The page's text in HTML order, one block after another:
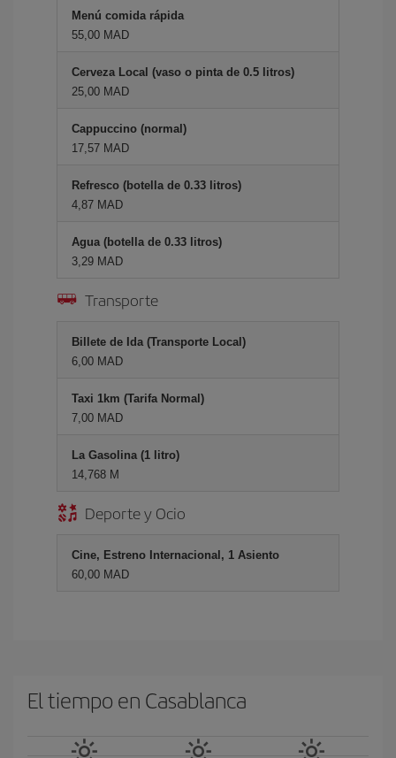
Menú comida rápida
55,00 MAD
Cerveza Local (vaso o pinta de 0.5 litros)
25,00 MAD
Cappuccino (normal)
17,57 MAD
Refresco (botella de 0.33 litros)
4,87 MAD
Agua (botella de 0.33 litros)
3,29 MAD
Transporte
Billete de Ida (Transporte Local)
6,00 MAD
Taxi 1km (Tarifa Normal)
7,00 MAD
La Gasolina (1 litro)
14,768 M
Deporte y Ocio
Cine, Estreno Internacional, 1 Asiento
60,00 MAD
El tiempo en Casablanca